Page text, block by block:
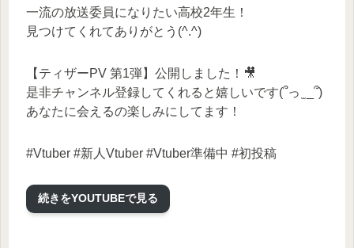
一流の放送委員になりたい高校2年生！
見つけてくれてありがとう(^.^)
【ティザーPV 第1弾】公開しました！🎥
是非チャンネル登録してくれると嬉しいです(՞っ ̫ _՞)
あなたに会えるの楽しみにしてます！
#Vtuber #新人Vtuber #Vtuber準備中 #初投稿
☁️Twitter☁️
Tweets by Unade_Yubuki
続きをYOUTUBEで見る